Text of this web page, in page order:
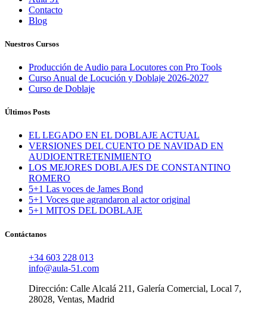
Contacto
Blog
Nuestros Cursos
Producción de Audio para Locutores con Pro Tools
Curso Anual de Locución y Doblaje 2026-2027
Curso de Doblaje
Últimos Posts
EL LEGADO EN EL DOBLAJE ACTUAL
VERSIONES DEL CUENTO DE NAVIDAD EN
AUDIOENTRETENIMIENTO
LOS MEJORES DOBLAJES DE CONSTANTINO
ROMERO
5+1 Las voces de James Bond
5+1 Voces que agrandaron al actor original
5+1 MITOS DEL DOBLAJE
Contáctanos
+34 603 228 013
info@aula-51.com
Dirección: Calle Alcalá 211, Galería Comercial, Local 7,
28028, Ventas, Madrid